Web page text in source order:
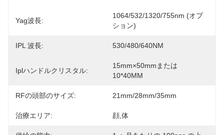
Yag波長:
1064/532/1320/755nm (オプ
ション)
IPL 波長: 530/480/640NM
Iplハンドルクリスタル:
15mm×50mmまたは
10*40MM
RFの頭部のサイズ: 21mm/28mm/35mm
治療エリア: 顔,体